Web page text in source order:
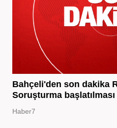
Bahçeli'den son dakika
Soruşturma başlatılması
Haber7